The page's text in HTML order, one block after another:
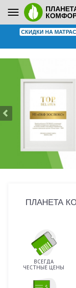
Toggle
navigation
СКИДКИ НА
ПЛАНЕТА
ВСЕГДА
ЧЕСТНЫЕ ЦЕНЫ